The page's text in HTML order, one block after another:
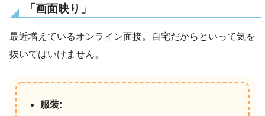
「画面映り」
最近増えているオンライン面接。自宅だからといって気を
抜いてはいけません。
服装: